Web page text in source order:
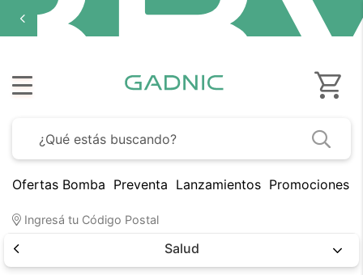
Ofertas Bomba Preventa Lanzamientos Promociones
Ingresá tu Código Postal
Salud